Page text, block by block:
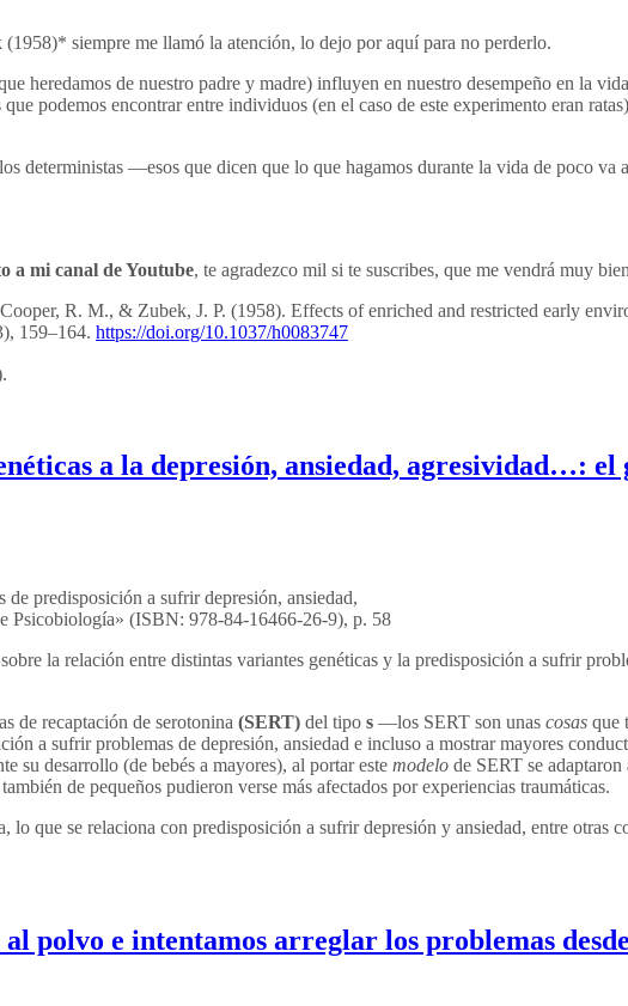
siempre me llamó la atención, lo dejo por aquí para no perderlo.
heredamos de nuestro padre y madre) influyen en nuestro desempeño en la
podemos encontrar entre individuos (en el caso de este experimento eran
deterministas —esos que dicen que lo que hagamos durante la vida de poco va
a mi canal de Youtube, te agradezco mil si te suscribes, que me vendrá muy
R. M., & Zubek, J. P. (1958). Effects of enriched and restricted early
159–164. https://doi.org/10.1037/h0083747
a la depresión, ansiedad, agresividad…:
predisposición a sufrir depresión, ansiedad,
Psicobiología» (ISBN: 978-84-16466-26-9), p. 58
la relación entre distintas variantes genéticas y la predisposición a sufrir
de recaptación de serotonina (SERT) del tipo s —los SERT son unas cosas que
a sufrir problemas de depresión, ansiedad e incluso a mostrar mayores
su desarrollo (de bebés a mayores), al portar este modelo de SERT se
de pequeños pudieron verse más afectados por experiencias traumáticas.
lo que se relaciona con predisposición a sufrir depresión y ansiedad, entre
polvo e intentamos arreglar los problemas